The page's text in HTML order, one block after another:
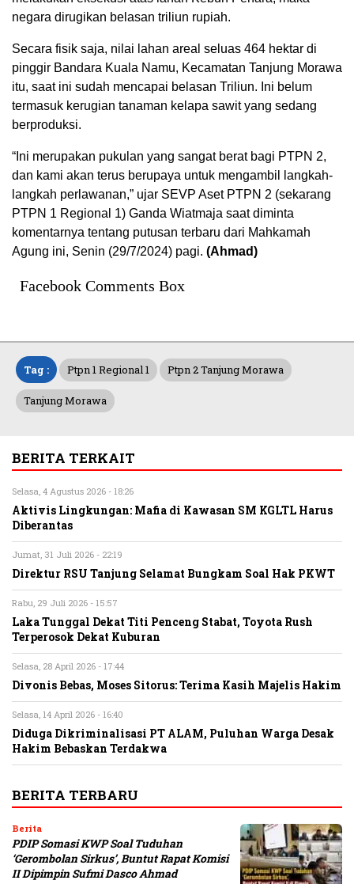
negara dirugikan belasan triliun rupiah.
Secara fisik saja, nilai lahan areal seluas 464 hektar di
pinggir Bandara Kuala Namu, Kecamatan Tanjung Morawa
itu, saat ini sudah mencapai belasan Triliun. Ini belum
termasuk kerugian tanaman kelapa sawit yang sedang
berproduksi.
“Ini merupakan pukulan yang sangat berat bagi PTPN 2,
dan kami akan terus berupaya untuk mengambil langkah-
langkah perlawanan,” ujar SEVP Aset PTPN 2 (sekarang
PTPN 1 Regional 1) Ganda Wiatmaja saat diminta
komentarnya tentang putusan terbaru dari Mahkamah
Agung ini, Senin (29/7/2024) pagi. (Ahmad)
Facebook Comments Box
Tag : Ptpn 1 Regional 1 Ptpn 2 Tanjung Morawa
Tanjung Morawa
BERITA TERKAIT
Selasa, 4 Agustus 2026 - 18:26
Aktivis Lingkungan: Mafia di Kawasan SM KGLTL Harus
Diberantas
Jumat, 31 Juli 2026 - 22:19
Direktur RSU Tanjung Selamat Bungkam Soal Hak PKWT
Rabu, 29 Juli 2026 - 15:57
Laka Tunggal Dekat Titi Penceng Stabat, Toyota Rush
Terperosok Dekat Kuburan
Selasa, 28 April 2026 - 17:44
Divonis Bebas, Moses Sitorus: Terima Kasih Majelis Hakim
Selasa, 14 April 2026 - 16:40
Diduga Dikriminalisasi PT ALAM, Puluhan Warga Desak
Hakim Bebaskan Terdakwa
BERITA TERBARU
Berita
PDIP Somasi KWP Soal Tuduhan
‘Gerombolan Sirkus’, Buntut Rapat Komisi
II Dipimpin Sufmi Dasco Ahmad